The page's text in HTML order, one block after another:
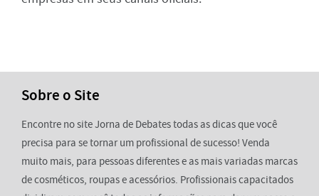
Sobre o Site
Encontre no site Jorna de Debates todas as dicas que você
precisa para se tornar um profissional de sucesso! Venda
muito mais, para pessoas diferentes e as mais variadas marcas
de cosméticos, roupas e acessórios. Profissionais capacitados